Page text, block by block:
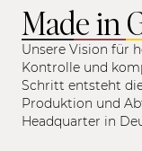
Made in
Unsere Vision für
Kontrolle und
Schritt entsteht
Produktion und
Headquarter in